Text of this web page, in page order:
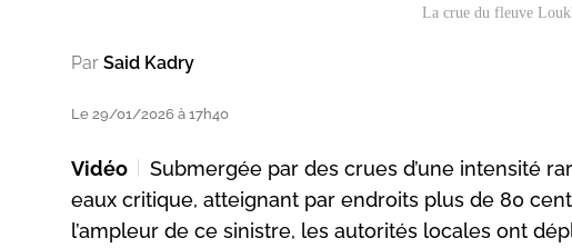
La crue du fleuve
Par Said Kadry
Le 29/01/2026 à 17h40
Vidéo
Submergée par des crues d’une intensité
eaux critique, atteignant par endroits plus de 80
l’ampleur de ce sinistre, les autorités locales ont